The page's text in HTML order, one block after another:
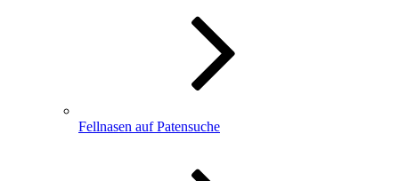
Fellnasen auf Patensuche